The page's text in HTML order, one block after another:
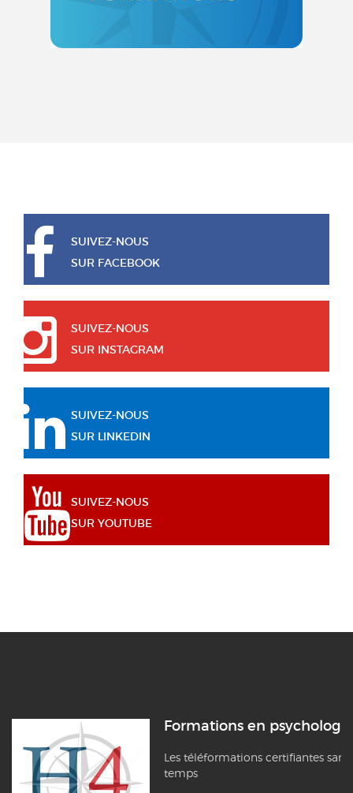
SUIVEZ-NOUS
SUR FACEBOOK
SUIVEZ-NOUS
SUR INSTAGRAM
SUIVEZ-NOUS
SUR LINKEDIN
SUIVEZ-NOUS
SUR YOUTUBE
Formations en psychologie
Les téléformations certifiantes
temps